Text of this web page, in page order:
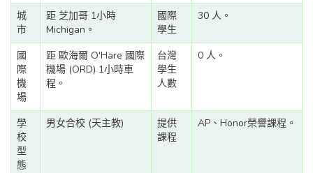
城
市
距 芝加哥 1小時
Michigan。
國際
學生
30 人。
國
際
機
場
距 歐海爾 O'Hare 國際
機場 (ORD) 1小時車
程。
台灣
學生
人數
0 人。
學
校
型
態
男女合校 (天主教)
提供
課程
AP、Honor榮譽課程。